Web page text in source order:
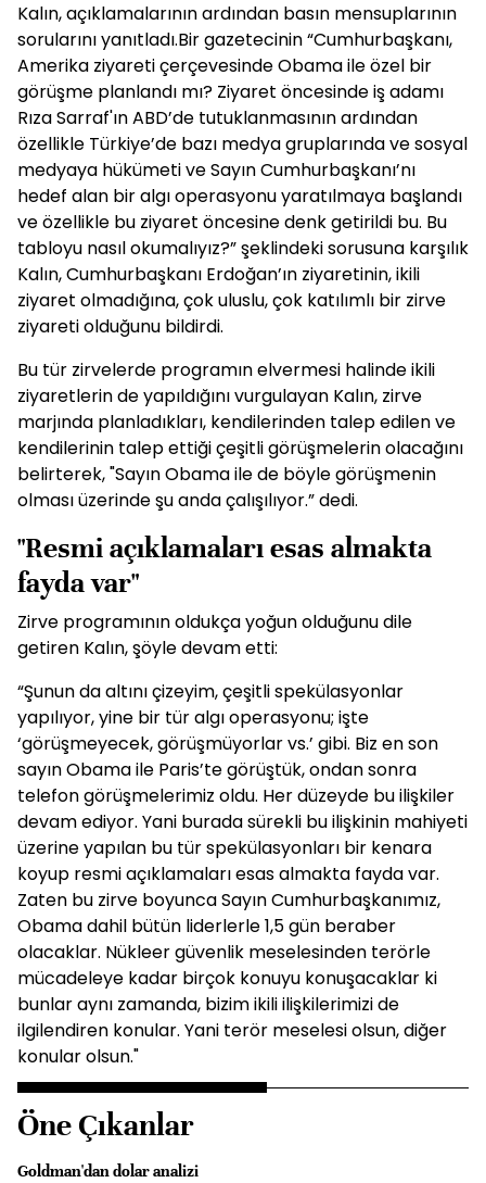
Kalın, açıklamalarının ardından basın mensuplarının
sorularını yanıtladı.Bir gazetecinin “Cumhurbaşkanı,
Amerika ziyareti çerçevesinde Obama ile özel bir
görüşme planlandı mı? Ziyaret öncesinde iş adamı
Rıza Sarraf'ın ABD’de tutuklanmasının ardından
özellikle Türkiye’de bazı medya gruplarında ve sosyal
medyaya hükümeti ve Sayın Cumhurbaşkanı’nı
hedef alan bir algı operasyonu yaratılmaya başlandı
ve özellikle bu ziyaret öncesine denk getirildi bu. Bu
tabloyu nasıl okumalıyız?” şeklindeki sorusuna karşılık
Kalın, Cumhurbaşkanı Erdoğan’ın ziyaretinin, ikili
ziyaret olmadığına, çok uluslu, çok katılımlı bir zirve
ziyareti olduğunu bildirdi.
Bu tür zirvelerde programın elvermesi halinde ikili
ziyaretlerin de yapıldığını vurgulayan Kalın, zirve
marjında planladıkları, kendilerinden talep edilen ve
kendilerinin talep ettiği çeşitli görüşmelerin olacağını
belirterek, "Sayın Obama ile de böyle görüşmenin
olması üzerinde şu anda çalışılıyor.” dedi.
"Resmi açıklamaları esas almakta
fayda var"
Zirve programının oldukça yoğun olduğunu dile
getiren Kalın, şöyle devam etti:
“Şunun da altını çizeyim, çeşitli spekülasyonlar
yapılıyor, yine bir tür algı operasyonu; işte
‘görüşmeyecek, görüşmüyorlar vs.’ gibi. Biz en son
sayın Obama ile Paris’te görüştük, ondan sonra
telefon görüşmelerimiz oldu. Her düzeyde bu ilişkiler
devam ediyor. Yani burada sürekli bu ilişkinin mahiyeti
üzerine yapılan bu tür spekülasyonları bir kenara
koyup resmi açıklamaları esas almakta fayda var.
Zaten bu zirve boyunca Sayın Cumhurbaşkanımız,
Obama dahil bütün liderlerle 1,5 gün beraber
olacaklar. Nükleer güvenlik meselesinden terörle
mücadeleye kadar birçok konuyu konuşacaklar ki
bunlar aynı zamanda, bizim ikili ilişkilerimizi de
ilgilendiren konular. Yani terör meselesi olsun, diğer
konular olsun."
Öne Çıkanlar
Goldman'dan dolar analizi